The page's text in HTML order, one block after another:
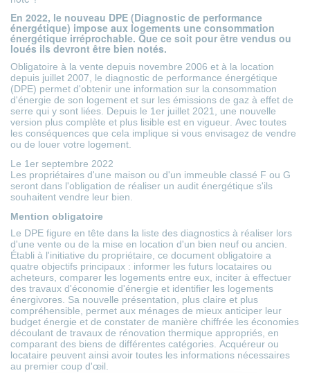
En 2022, le nouveau DPE (Diagnostic de performance
énergétique) impose aux logements une consommation
énergétique irréprochable. Que ce soit pour être vendus ou
loués ils devront être bien notés.
Obligatoire à la vente depuis novembre 2006 et à la location
depuis juillet 2007, le diagnostic de performance énergétique
(DPE) permet d'obtenir une information sur la consommation
d'énergie de son logement et sur les émissions de gaz à effet de
serre qui y sont liées. Depuis le 1er juillet 2021, une nouvelle
version plus complète et plus lisible est en vigueur. Avec toutes
les conséquences que cela implique si vous envisagez de vendre
ou de louer votre logement.
Le 1er septembre 2022
Les propriétaires d'une maison ou d'un immeuble classé F ou G
seront dans l'obligation de réaliser un audit énergétique s'ils
souhaitent vendre leur bien.
Mention obligatoire
Le DPE figure en tête dans la liste des diagnostics à réaliser lors
d'une vente ou de la mise en location d'un bien neuf ou ancien.
Établi à l'initiative du propriétaire, ce document obligatoire a
quatre objectifs principaux : informer les futurs locataires ou
acheteurs, comparer les logements entre eux, inciter à effectuer
des travaux d'économie d'énergie et identifier les logements
énergivores. Sa nouvelle présentation, plus claire et plus
compréhensible, permet aux ménages de mieux anticiper leur
budget énergie et de constater de manière chiffrée les économies
découlant de travaux de rénovation thermique appropriés, en
comparant des biens de différentes catégories. Acquéreur ou
locataire peuvent ainsi avoir toutes les informations nécessaires
au premier coup d'œil.